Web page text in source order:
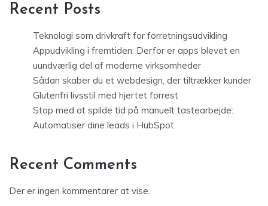
Recent Posts
Teknologi som drivkraft for forretningsudvikling
Appudvikling i fremtiden: Derfor er apps blevet en
uundværlig del af moderne virksomheder
Sådan skaber du et webdesign, der tiltrækker kunder
Glutenfri livsstil med hjertet forrest
Stop med at spilde tid på manuelt tastearbejde:
Automatiser dine leads i HubSpot
Recent Comments
Der er ingen kommentarer at vise.